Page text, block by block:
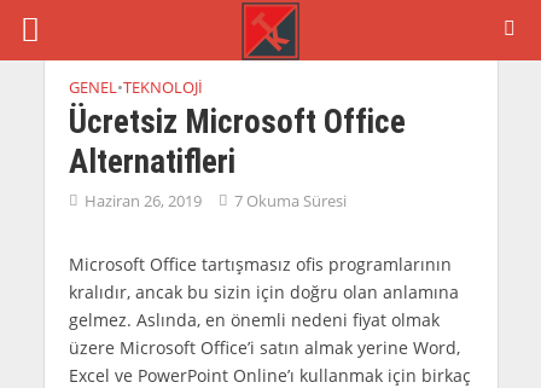
GENEL•TEKNOLOJI
Ücretsiz Microsoft Office
Alternatifleri
Haziran 26, 2019 7 Okuma Süresi
Microsoft Office tartışmasız ofis programlarının
kralıdır, ancak bu sizin için doğru olan anlamına
gelmez. Aslında, en önemli nedeni fiyat olmak
üzere Microsoft Office’i satın almak yerine Word,
Excel ve PowerPoint Online’ı kullanmak için birkaç